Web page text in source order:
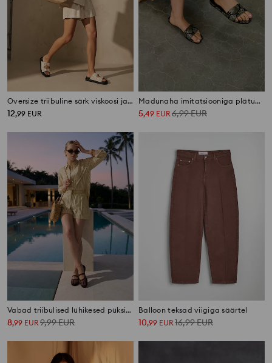
Oversize triibuline särk viskoosi ja linaseguga
12,99 EUR
Madu­naha imitatsiooniga plätud nahast sisetallaga
5,49 EUR6,99EUR
Vabad triibulised lühikesed püksid viskoosi ja linaseguga
8,99 EUR 9,99EUR
Balloon teksad viigiga säärtel
10,99 EUR 16,99EUR